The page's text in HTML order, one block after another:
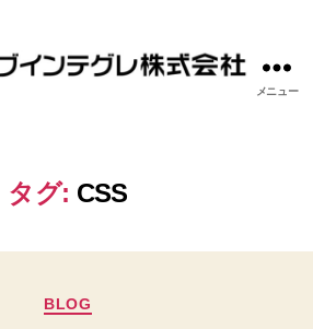
イ
ン
グ
株
メニュー
タグ: CSS
カ
BLOG